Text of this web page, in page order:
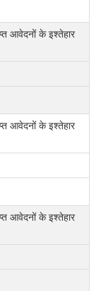
आवेदनों के इश्तेहार
आवेदनों के इश्तेहार
आवेदनों के इश्तेहार